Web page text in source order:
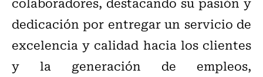
dedicación por entregar un servicio de
excelencia y calidad hacia los clientes
y la generación de empleos,